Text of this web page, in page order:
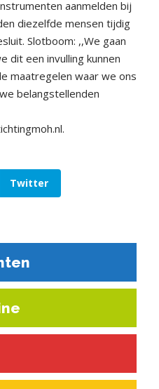
aanmelden bij
diezelfde mensen tijdig
Slotboom: ,,We gaan
dit een invulling kunnen
maatregelen waar we ons
belangstellenden
Twitter